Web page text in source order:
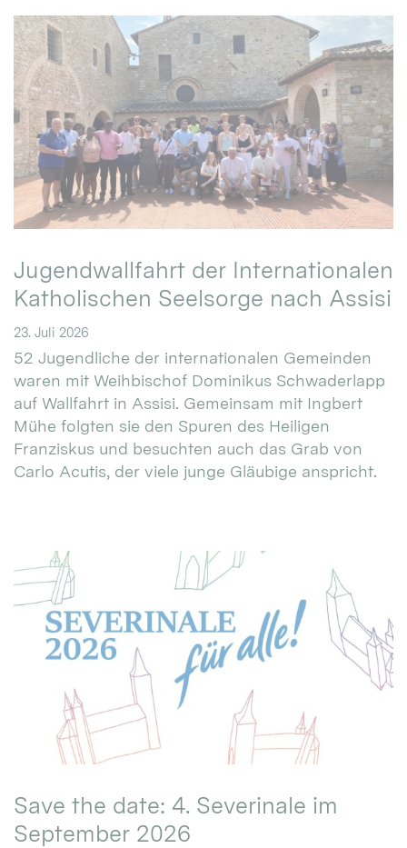
Jugendwallfahrt der Internationalen
Katholischen Seelsorge nach Assisi
23. Juli 2026
52 Jugendliche der internationalen Gemeinden
waren mit Weihbischof Dominikus Schwaderlapp
auf Wallfahrt in Assisi. Gemeinsam mit Ingbert
Mühe folgten sie den Spuren des Heiligen
Franziskus und besuchten auch das Grab von
Carlo Acutis, der viele junge Gläubige anspricht.
Save the date: 4. Severinale im
September 2026